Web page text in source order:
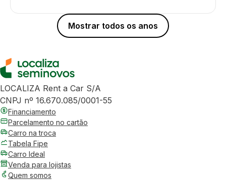
Mostrar todos os anos
LOCALIZA Rent a Car S/A
CNPJ nº 16.670.085/0001-55
Financiamento
Parcelamento no cartão
Carro na troca
Tabela Fipe
Carro Ideal
Venda para lojistas
Quem somos